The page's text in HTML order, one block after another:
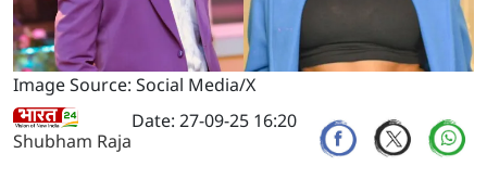
Image Source: Social Media/X
Shubham Raja
Date: 27-09-25 16:20